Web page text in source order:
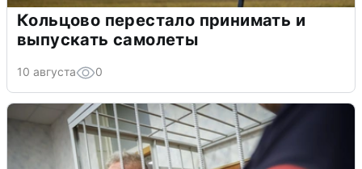
Кольцово перестало принимать и
выпускать самолеты
10 августа 0